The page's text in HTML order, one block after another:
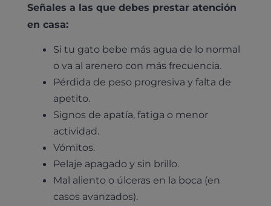
Señales a las que debes prestar atención
en casa:
Si tu gato bebe más agua de lo normal
o va al arenero con más frecuencia.
Pérdida de peso progresiva y falta de
apetito.
Signos de apatía, fatiga o menor
actividad.
Vómitos.
Pelaje apagado y sin brillo.
Mal aliento o úlceras en la boca (en
casos avanzados).